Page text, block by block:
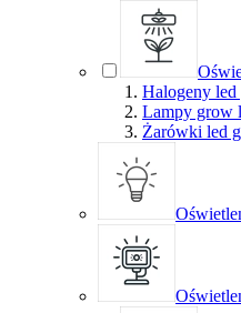
Halogeny
Lampy grow
Żarówki led